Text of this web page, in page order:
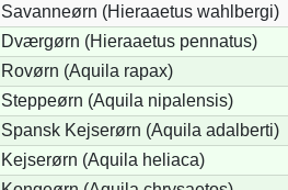
Savanneørn (Hieraaetus wahlbergi)
Dværgørn (Hieraaetus pennatus)
Rovørn (Aquila rapax)
Steppeørn (Aquila nipalensis)
Spansk Kejserørn (Aquila adalberti)
Kejserørn (Aquila heliaca)